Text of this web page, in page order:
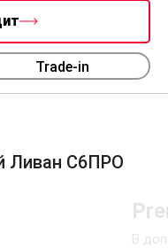
Trade-in
Ливан С6ПРО
В